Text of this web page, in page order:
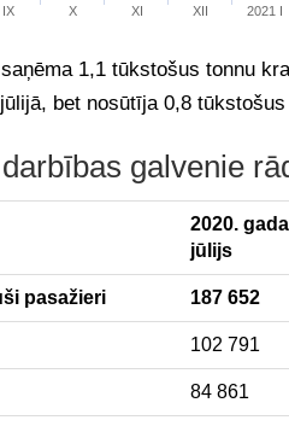
1,1 tūkstošus tonnu
bet nosūtīja 0,8
galvenie
2020. gada
jūlijs
pasažieri 187 652
102 791
84 861